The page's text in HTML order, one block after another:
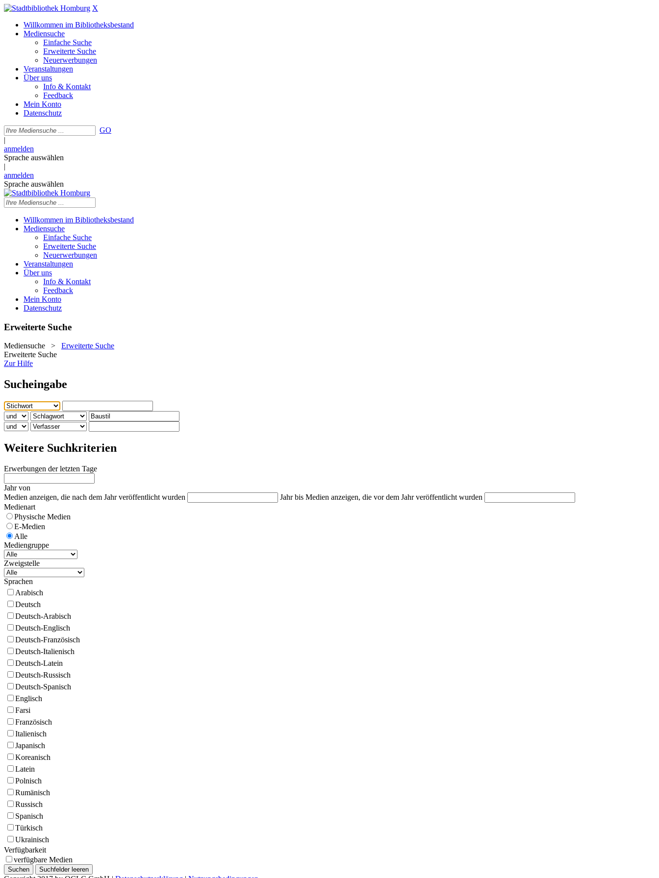
X
Willkommen im Bibliotheksbestand
Mediensuche
Einfache Suche
Erweiterte Suche
Neuerwerbungen
Veranstaltungen
Über uns
Info & Kontakt
Feedback
Mein Konto
Datenschutz
GO
|
anmelden
Sprache auswählen
|
anmelden
Sprache auswählen
Willkommen im Bibliotheksbestand
Mediensuche
Einfache Suche
Erweiterte Suche
Neuerwerbungen
Veranstaltungen
Über uns
Info & Kontakt
Feedback
Mein Konto
Datenschutz
Erweiterte Suche
Mediensuche > Erweiterte Suche
Erweiterte Suche
Zur Hilfe
Sucheingabe
Weitere Suchkriterien
Erwerbungen der letzten Tage
Jahr von
Medien anzeigen, die nach dem Jahr veröffentlicht wurden
Jahr bis Medien anzeigen, die vor dem Jahr veröffentlicht wurden
Medienart
Physische Medien
E-Medien
Alle
Mediengruppe
Zweigstelle
Sprachen
Arabisch
Deutsch
Deutsch-Arabisch
Deutsch-Englisch
Deutsch-Französisch
Deutsch-Italienisch
Deutsch-Latein
Deutsch-Russisch
Deutsch-Spanisch
Englisch
Farsi
Französisch
Italienisch
Japanisch
Koreanisch
Latein
Polnisch
Rumänisch
Russisch
Spanisch
Türkisch
Ukrainisch
Verfügbarkeit
verfügbare Medien